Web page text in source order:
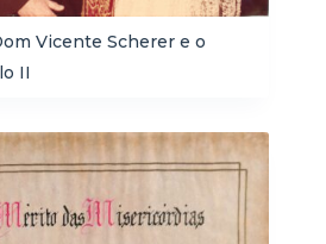
Vicente Scherer e o
II